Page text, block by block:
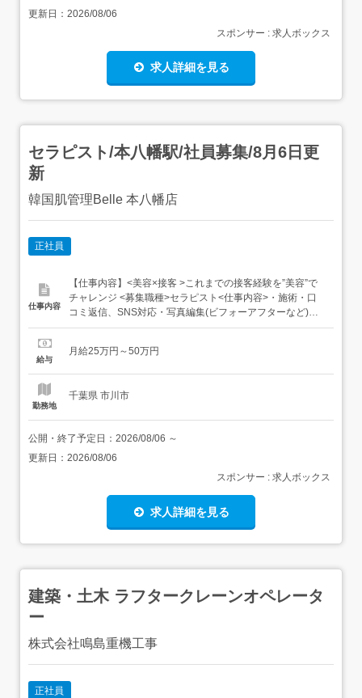
更新日： 2026/08/06
スポンサー : 求人ボックス
求人詳細を見る
セラピスト/本八幡駅/社員募集/8月6日更
新
韓国肌管理Belle 本八幡店
正社員
仕事内容
【仕事内容】<美容×接客 >これまでの接客経験を”美容”で
チャレンジ <募集職種>セラピスト<仕事内容>・施術・口
コミ返信、SNS対応・写真編集(ビフォーアフターなど)・
清掃業務フェイシャル,痩身エステ<必要経験><業種>セラ
幡1-16-3 宮内ビル2階<福利厚生> 社会保険完備(健康保
給与
月給25万円～50万円
勤務地
千葉県 市川市
公開・終了予定日： 2026/08/06 ～
更新日： 2026/08/06
スポンサー : 求人ボックス
求人詳細を見る
建築・土木 ラフタークレーンオペレータ
ー
株式会社鳴島重機工事
正社員